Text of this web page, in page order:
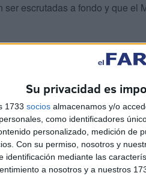
Su privacidad es
1733 socios almacenamos y/o
como identificadores
personalizado, medición de
Con su permiso, nosotros y
identificación mediante las
a nosotros y a nuestros
escrutadas a fondo y que el